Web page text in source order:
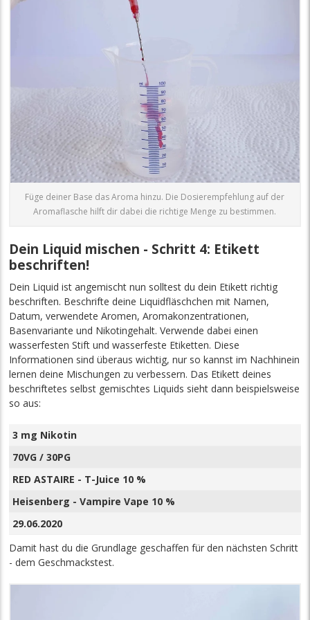
Füge deiner Base das Aroma hinzu. Die Dosierempfehlung auf der
Aromaflasche hilft dir dabei die richtige Menge zu bestimmen.
Dein Liquid mischen - Schritt 4: Etikett
beschriften!
Dein Liquid ist angemischt nun solltest du dein Etikett richtig
beschriften. Beschrifte deine Liquidfläschchen mit Namen,
Datum, verwendete Aromen, Aromakonzentrationen,
Basenvariante und Nikotingehalt. Verwende dabei einen
wasserfesten Stift und wasserfeste Etiketten. Diese
Informationen sind überaus wichtig, nur so kannst im Nachhinein
lernen deine Mischungen zu verbessern. Das Etikett deines
beschriftetes selbst gemischtes Liquids sieht dann beispielsweise
so aus:
3 mg Nikotin
70VG / 30PG
RED ASTAIRE - T-Juice 10 %
Heisenberg - Vampire Vape 10 %
29.06.2020
Damit hast du die Grundlage geschaffen für den nächsten Schritt
- dem Geschmackstest.